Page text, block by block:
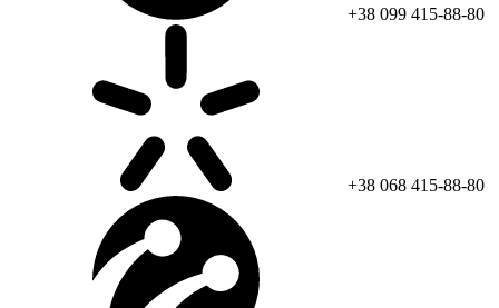
+38 099 415-88-80
+38 068 415-88-80